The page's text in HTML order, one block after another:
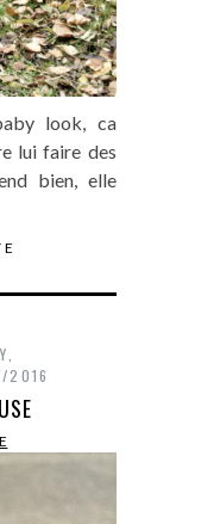
look, ca
lui faire des
bien, elle
2016